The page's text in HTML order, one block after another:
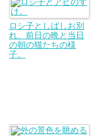
ロシ子としばしお別
れ、前日の晩と当日
の朝の猫たちの様
子。